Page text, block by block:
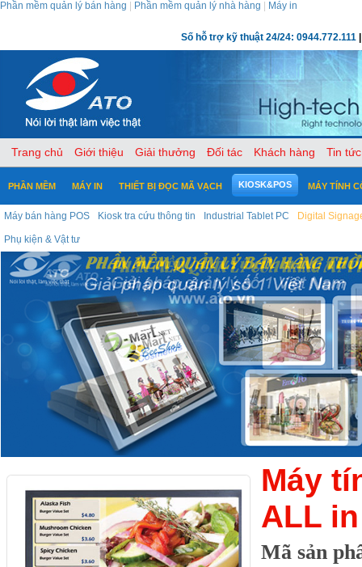
Phần mềm quản lý bán hàng Phần mềm quản lý nhà hàng Máy in
Số hỗ trợ kỹ thuật 24/24: 0944.772.111
Trang chủ Giới thiệu Giải thưởng Đối tác Khách hàng Tin tức
PHẦN MỀM MÁY IN THIẾT BỊ ĐỌC MÃ VẠCH KIOSK&POS
Máy bán hàng POS Kiosk tra cứu thông tin Industrial Tablet PC Digital
Phụ kiện & Vật tư
MÁY TÍNH
Máy
ALL
Mã sản